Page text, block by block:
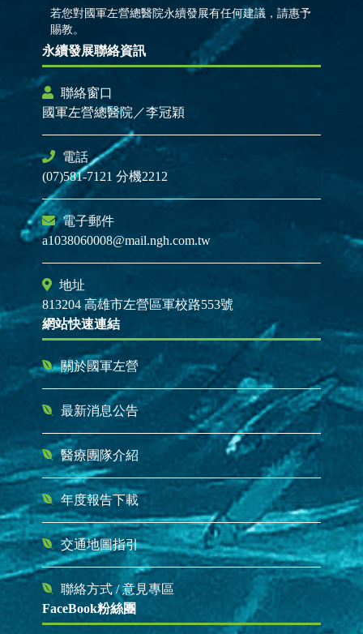
若您對國軍左營總醫院永續發展有任何建議，請惠予
賜教。
永續發展聯絡資訊
聯絡窗口
國軍左營總醫院／李冠穎
電話
(07)581-7121 分機2212
電子郵件
a1038060008@mail.ngh.com.tw
地址
813204 高雄市左營區軍校路553號
網站快速連結
關於國軍左營
最新消息公告
醫療團隊介紹
年度報告下載
交通地圖指引
聯絡方式/意見專區
FaceBook粉絲團